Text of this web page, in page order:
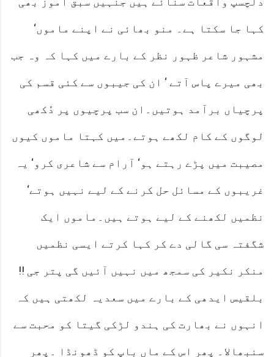
کہا جا سکتا ہے۔ منو بھائی نے اپنے ماموں‘
مشہور شاعر ظہور نظر کے بارے میں کہا کہ وہ جب
بھی میرے پاس آتے ‘ ان کی جیبوں سے کئی قسم کی
پرچیاں برآمد ہوتیں۔ان سب پرچیوں پر دُکھی
لوگوں کے کام لکھے ہوتے۔میں کہتا ماموں کیوں
مصیبت میں پڑے رہتے ہو‘ آرام سے شاعری کرو‘ یہ
غریبوں کے مسائل حل کرنے کے لیے نہیں ہوتے‘
نظمیں لکھنے کے لیے ہوتے ہیں۔ماموں ایک
شگفتہ سی گالی دے کر کہا کرتے ایسی نظمیں
منکر نکیر کی سمجھ میں نہیں آئیں گی پتر جی !!
بلقیس ایدھی کے بارے میں سعدیہ لکھتی ہیں کہ
انہوں نے بھارت کی ہندو لڑکی گیتا کو محبت سے
سنبھالا۔ پھر اس کے ماں باپ کو ڈھونڈا ۔پھر